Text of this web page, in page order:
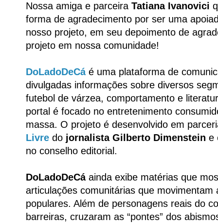
Nossa amiga e parceira Tatiana Ivanovici
forma de agradecimento por ser uma
nosso projeto, em seu depoimento de
projeto em nossa comunidade!
DoLadoDeCáé uma plataforma de
divulgadas informações sobre diversos
futebol de várzea, comportamento e
portal é focado no entretenimento
massa. O projeto é desenvolvido em
Livre do jornalista Gilberto Dimenstein e
no conselho editorial.
DoLadoDeCáainda exibe matérias que
articulações comunitárias que movimentam
populares. Além de personagens reais do
barreiras, cruzaram as “pontes” dos